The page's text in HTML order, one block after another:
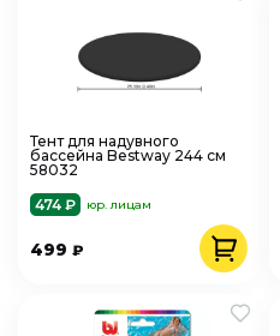
Тент для надувного
бассейна Bestway 244 см
58032
474 ₽
юр. лицам
499 ₽